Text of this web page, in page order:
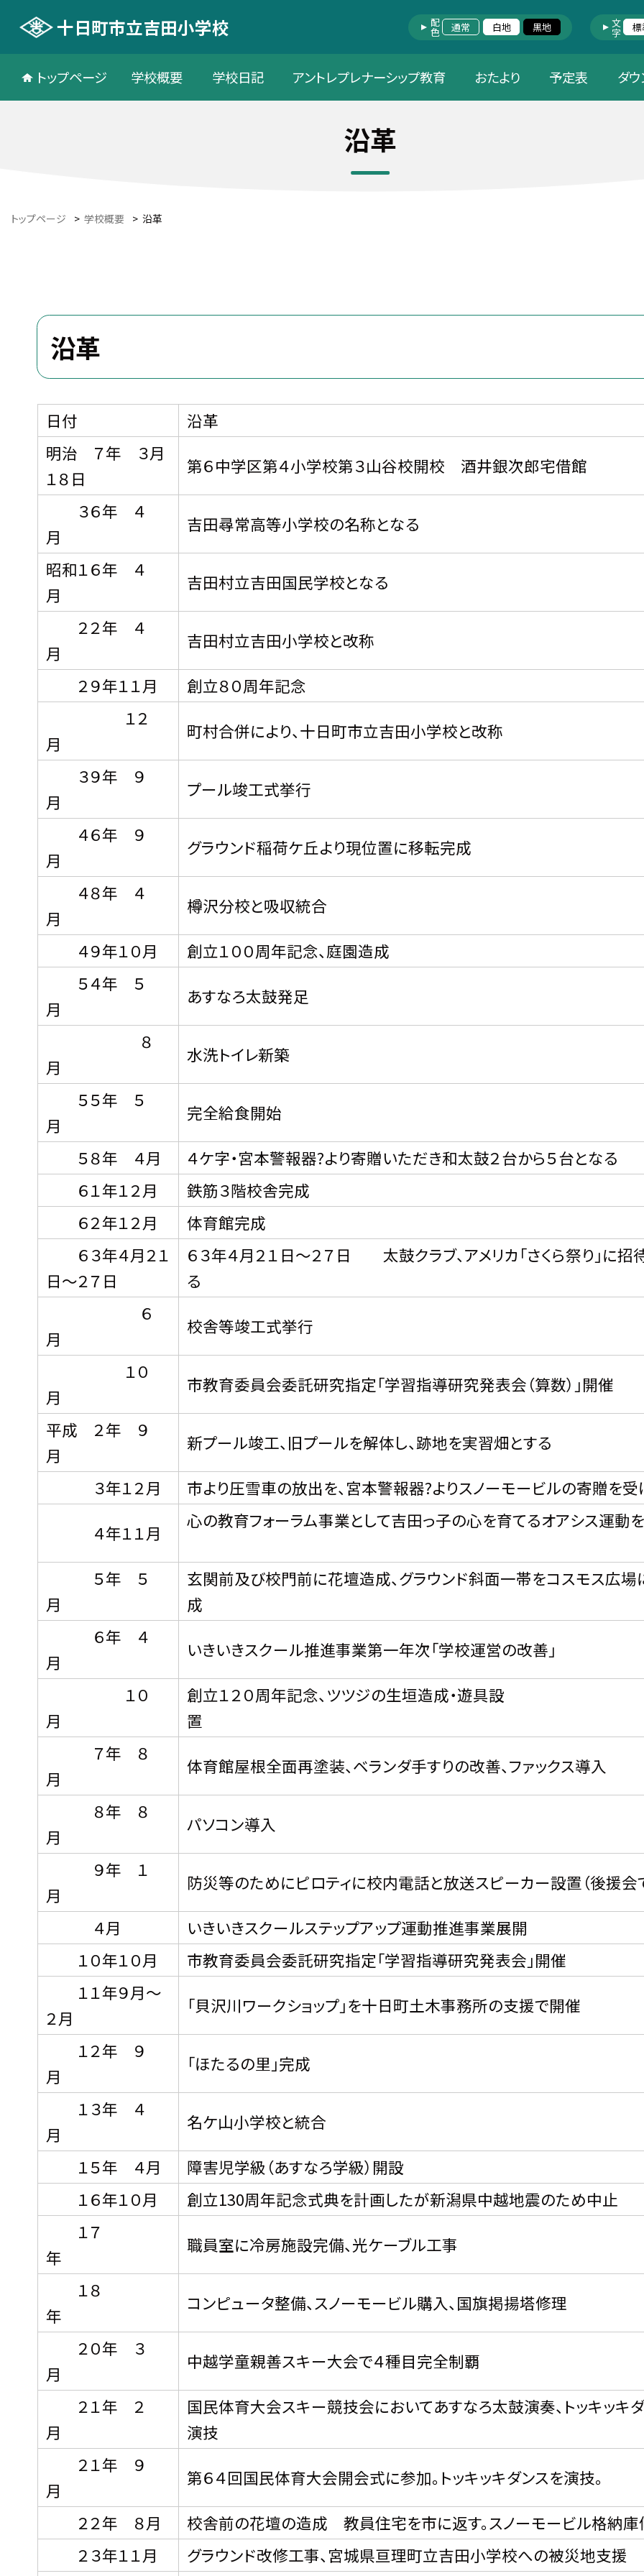
十日町市立吉田小学校 配色 通常 白地 黒地 文字
トップページ 学校概要 学校日記 アントレプレナーシップ教育 おたより 予定表 ダ
沿革
トップページ > 学校概要 > 沿革
沿革
日付
沿革
明治 ７年 ３月
１８日
第６中学区第４小学校第３山谷校開校 酒井銀次郎宅借館
３６年 ４
月
吉田尋常高等小学校の名称となる
昭和１６年 ４
月
吉田村立吉田国民学校となる
２２年 ４
月
吉田村立吉田小学校と改称
２９年１１月
創立８０周年記念
１２
月
町村合併により、十日町市立吉田小学校と改称
３９年 ９
月
プール竣工式挙行
４６年 ９
月
グラウンド稲荷ケ丘より現位置に移転完成
４８年 ４
月
樽沢分校と吸収統合
４９年１０月
創立１００周年記念、庭園造成
５４年 ５
月
あすなろ太鼓発足
８
月
水洗トイレ新築
５５年 ５
月
完全給食開始
５８年 ４月
４ケ字・宮本警報器?より寄贈いただき和太鼓２台から５台となる
６１年１２月
鉄筋３階校舎完成
６２年１２月
体育館完成
６３年４月２１
日〜２７日
６３年４月２１日〜２７日 太鼓クラブ、アメリカ「さくら祭り」に招
る
６
月
校舎等竣工式挙行
１０
月
市教育委員会委託研究指定「学習指導研究発表会（算数）」開催
平成 ２年 ９
月
新プール竣工、旧プールを解体し、跡地を実習畑とする
３年１２月 市より圧雪車の放出を、宮本警報器?よりスノーモービルの寄贈を受
４年１１月
心の教育フォーラム事業として吉田っ子の心を育てるオアシス運動
５年 ５
月
玄関前及び校門前に花壇造成、グラウンド斜面一帯をコスモス広場
成
６年 ４
月
いきいきスクール推進事業第一年次「学校運営の改善」
１０
月
創立１２０周年記念、ツツジの生垣造成・遊具設
置
７年 ８
月
体育館屋根全面再塗装、ベランダ手すりの改善、ファックス導入
８年 ８
月
パソコン導入
９年 １
月
防災等のためにピロティに校内電話と放送スピーカー設置（後援会
４月
いきいきスクールステップアップ運動推進事業展開
１０年１０月
市教育委員会委託研究指定「学習指導研究発表会」開催
１１年９月〜
２月
「貝沢川ワークショップ」を十日町土木事務所の支援で開催
１２年 ９
月
「ほたるの里」完成
１３年 ４
月
名ケ山小学校と統合
１５年 ４月
障害児学級（あすなろ学級）開設
１６年１０月
創立130周年記念式典を計画したが新潟県中越地震のため中止
１７
年
職員室に冷房施設完備、光ケーブル工事
１８
年
コンピュータ整備、スノーモービル購入、国旗掲揚塔修理
２０年 ３
月
中越学童親善スキー大会で４種目完全制覇
２１年 ２
月
国民体育大会スキー競技会においてあすなろ太鼓演奏、トッキッキ
演技
２１年 ９
月
第６４回国民体育大会開会式に参加。トッキッキダンスを演技。
２２年 ８月
校舎前の花壇の造成 教員住宅を市に返す。スノーモービル格納庫
２３年１１月
グラウンド改修工事、宮城県亘理町立吉田小学校への被災地支援